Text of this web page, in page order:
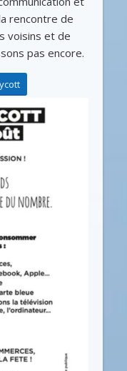
rencontre de
voisins et de
pas encore.